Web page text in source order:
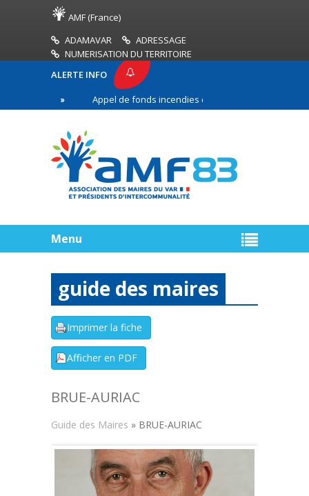
AMF (France)
ADAMAVAR
ADRESSAGE
NUMERISATION DU TERRITOIRE
ALERTE INFO
Appel de fonds incendies de forêt
ligne
Menu
guide des maires
BRUE-AURIAC
Guide des Maires » BRUE-AURIAC